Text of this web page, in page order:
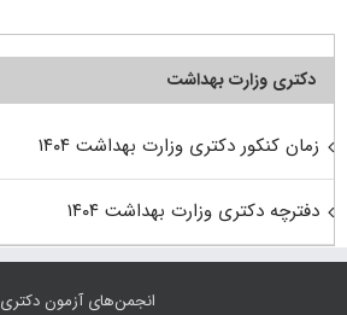
دکتری وزارت بهداشت
زمان کنکور دکتری وزارت بهداشت ۱۴۰۴
دفترچه دکتری وزارت بهداشت ۱۴۰۴
انجمن‌های آزمون دکتری